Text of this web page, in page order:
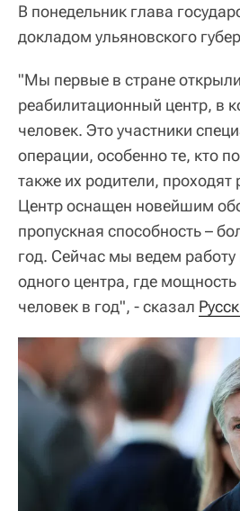
В понедельник глава
докладом ульяновского
"Мы первые в стране открыли
реабилитационный центр, в
человек. Это участники
операции, особенно те, кто
также их родители,
Центр оснащен новейшим
пропускная способность –
год. Сейчас мы ведем
одного центра, где мощность
человек в год", - сказал